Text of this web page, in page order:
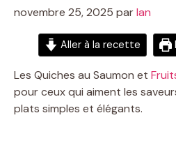
novembre 25, 2025 parIan
Aller à la recette
Les Quiches au Saumon et
pour ceux qui aiment les
plats simples et élégants.